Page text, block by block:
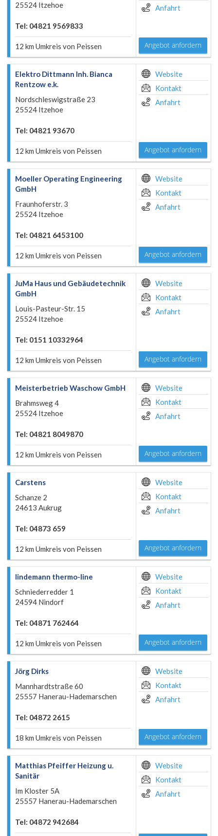
25524 Itzehoe
Tel: 04821 9569833
12 km Umkreis von Peissen
Anfahrt
Angebot anfordern
Elektro Dittmann Inh. Bianca
Rentzow e.k.
Nordschleswigstraße 23
25524 Itzehoe
Tel: 04821 93670
12 km Umkreis von Peissen
Website
Kontakt
Anfahrt
Angebot anfordern
Moeller Operating Engineering
GmbH
Fraunhoferstr. 3
25524 Itzehoe
Tel: 04821 6453100
12 km Umkreis von Peissen
Website
Kontakt
Anfahrt
Angebot anfordern
JuMa Haus und Gebäudetechnik
GmbH
Louis-Pasteur-Str. 15
25524 Itzehoe
Tel: 0151 10332964
12 km Umkreis von Peissen
Website
Kontakt
Anfahrt
Angebot anfordern
Meisterbetrieb Waschow GmbH
Brahmsweg 4
25524 Itzehoe
Tel: 04821 8049870
12 km Umkreis von Peissen
Website
Kontakt
Anfahrt
Angebot anfordern
Carstens
Schanze 2
24613 Aukrug
Tel: 04873 659
12 km Umkreis von Peissen
Website
Kontakt
Anfahrt
Angebot anfordern
lindemann thermo-line
Schniederredder 1
24594 Nindorf
Tel: 04871 762464
12 km Umkreis von Peissen
Website
Kontakt
Anfahrt
Angebot anfordern
Jörg Dirks
Mannhardtstraße 60
25557 Hanerau-Hademarschen
Tel: 04872 2615
18 km Umkreis von Peissen
Website
Kontakt
Anfahrt
Angebot anfordern
Matthias Pfeiffer Heizung u.
Sanitär
Im Kloster 5A
25557 Hanerau-Hademarschen
Tel: 04872 942684
Website
Kontakt
Anfahrt